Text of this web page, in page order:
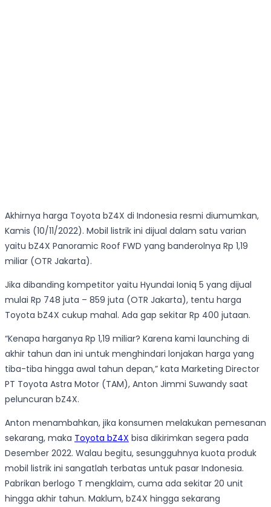
Akhirnya harga Toyota bZ4X di Indonesia resmi diumumkan,
Kamis (10/11/2022). Mobil listrik ini dijual dalam satu varian
yaitu bZ4X Panoramic Roof FWD yang banderolnya Rp 1,19
miliar (OTR Jakarta).
Jika dibanding kompetitor yaitu Hyundai Ioniq 5 yang dijual
mulai Rp 748 juta – 859 juta (OTR Jakarta), tentu harga
Toyota bZ4X cukup mahal. Ada gap sekitar Rp 400 jutaan.
“Kenapa harganya Rp 1,19 miliar? Karena kami launching di
akhir tahun dan ini untuk menghindari lonjakan harga yang
tiba-tiba hingga awal tahun depan,” kata Marketing Director
PT Toyota Astra Motor (TAM), Anton Jimmi Suwandy saat
peluncuran bZ4X.
Anton menambahkan, jika konsumen melakukan pemesanan
sekarang, maka Toyota bZ4X bisa dikirimkan segera pada
Desember 2022. Walau begitu, sesungguhnya kuota produk
mobil listrik ini sangatlah terbatas untuk pasar Indonesia.
Pabrikan berlogo T mengklaim, cuma ada sekitar 20 unit
hingga akhir tahun. Maklum, bZ4X hingga sekarang